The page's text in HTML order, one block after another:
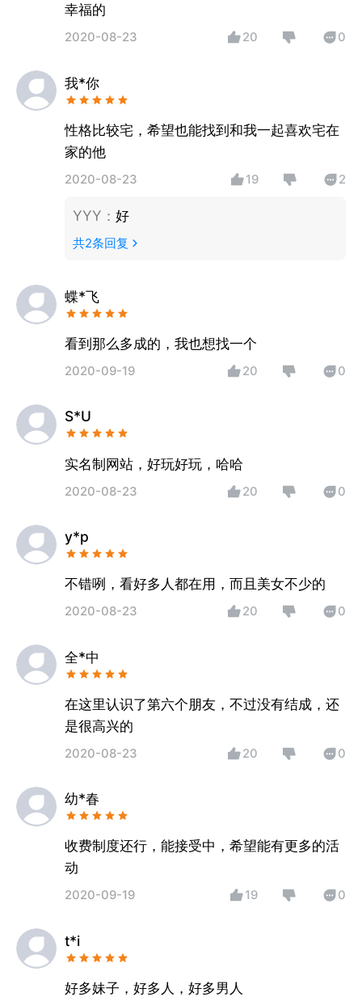
幸福的
2020-08-23 20 0
我*你
性格比较宅，希望也能找到和我一起喜欢宅在
家的他
2020-08-23 19 2
YYY ： 好
共2条回复
蝶*飞
看到那么多成的，我也想找一个
2020-09-19 20 0
S*U
实名制网站，好玩好玩，哈哈
2020-08-23 20 0
y*p
不错咧，看好多人都在用，而且美女不少的
2020-08-23 20 0
全*中
在这里认识了第六个朋友，不过没有结成，还
是很高兴的
2020-08-23 20 0
幼*春
收费制度还行，能接受中，希望能有更多的活
动
2020-09-19 19 0
t*i
好多妹子，好多人，好多男人